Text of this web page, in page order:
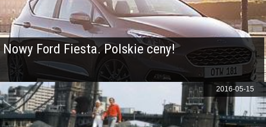
Nowy Ford Fiesta. Polskie ceny!
2016-05-15